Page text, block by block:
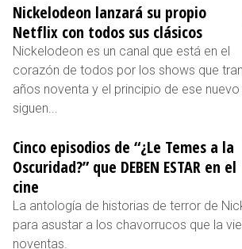
Nickelodeon lanzará su propio
Netflix con todos sus clásicos
Nickelodeon es un canal que está en el
corazón de todos por los shows que
años noventa y el principio de ese
siguen...
Cinco episodios de “¿Le Temes a la
Oscuridad?” que DEBEN ESTAR en el
cine
La antología de historias de terror de
para asustar a los chavorrucos que la
noventas.